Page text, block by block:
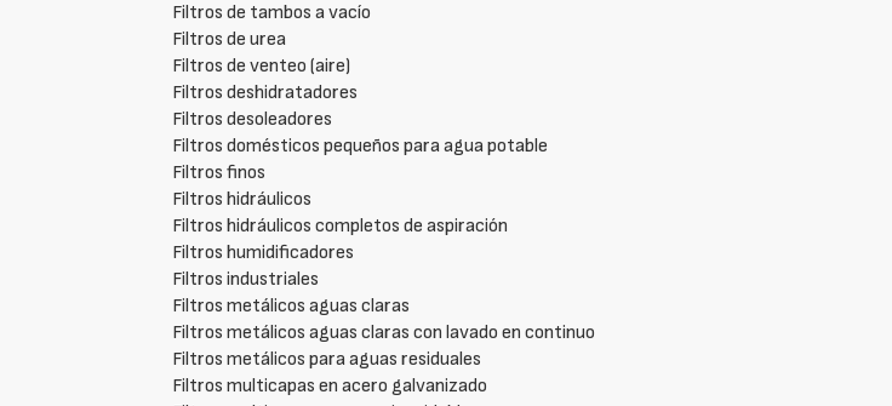
Filtros de tambos a vacío
Filtros de urea
Filtros de venteo (aire)
Filtros deshidratadores
Filtros desoleadores
Filtros domésticos pequeños para agua potable
Filtros finos
Filtros hidráulicos
Filtros hidráulicos completos de aspiración
Filtros humidificadores
Filtros industriales
Filtros metálicos aguas claras
Filtros metálicos aguas claras con lavado en continuo
Filtros metálicos para aguas residuales
Filtros multicapas en acero galvanizado